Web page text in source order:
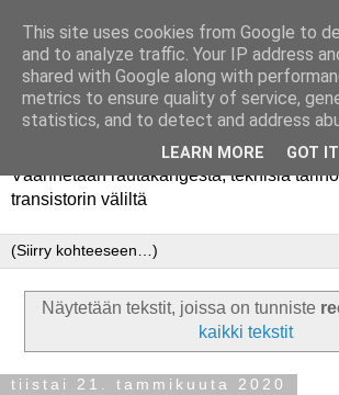
Rautakanki
Väännetään rautakangesta, teknisiä
transistorin väliltä
Näytetään tekstit, joissa on tunniste
kaikki tekstit
tiistai 21. tammikuuta 2020
This site uses cookies from Google to
and to analyze traffic. Your IP address
shared with Google along with
metrics to ensure quality of service,
statistics, and to detect and address
LEARN MORE GOT IT